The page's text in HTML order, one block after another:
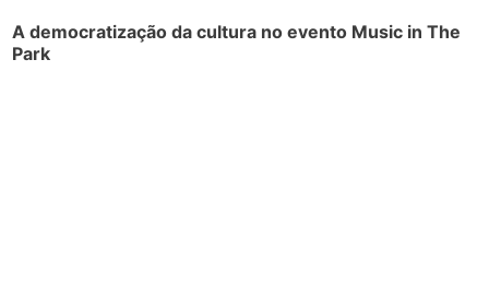
A democratização da cultura no evento Music in The
Park